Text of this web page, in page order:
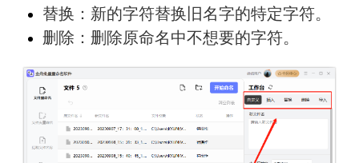
替换：新的字符替换旧名字的特定字符。
删除：删除原命名中不想要的字符。